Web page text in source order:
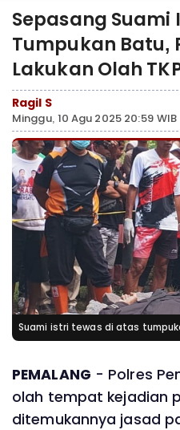
Sepasang Suami
Tumpukan Batu,
Lakukan Olah
Ragil S
Minggu, 10 Agu 2025 20:59 WIB
Suami istri tewas di atas
PEMALANG - Polres
olah tempat kejadian
ditemukannya jasad